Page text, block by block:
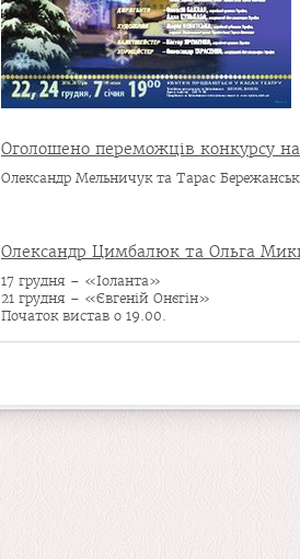
Оголошено переможців конкурсу
Олександр Мельничук та Тарас
Олександр Цимбалюк та Ольга
17 грудня – «Іоланта»
21 грудня – «Євгеній Онєгін»
Початок вистав о 19.00.